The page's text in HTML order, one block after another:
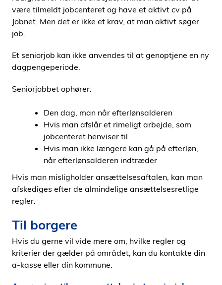
være tilmeldt jobcenteret og have et aktivt cv på
Jobnet. Men det er ikke et krav, at man aktivt søger
job.
Et seniorjob kan ikke anvendes til at genoptjene en ny
dagpengeperiode.
Seniorjobbet ophører:
Den dag, man når efterlønsalderen
Hvis man afslår et rimeligt arbejde, som
jobcenteret henviser til
Hvis man ikke længere kan gå på efterløn,
når efterlønsalderen indtræder
Hvis man misligholder ansættelsesaftalen, kan man
afskediges efter de almindelige ansættelsesretlige
regler.
Til borgere
Hvis du gerne vil vide mere om, hvilke regler og
kriterier der gælder på området, kan du kontakte din
a-kasse eller din kommune.